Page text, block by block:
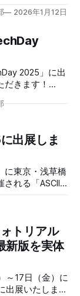
じめ、
ンソース合わ
ます。各プロ
。 6つの
問を複数の
ます。各モデル
定や精度が求
・4ホールで開
マにした総合
コンソーシア
社以上
イ（8日・9
り、XR・メタ
となりまし
入れて会場入
2026年1月12日
2025」に出
きます！
橋ヒューリッ
ープテック・
した展示交
しかも午後から
て朝の業務をこ
、あわてて現
に到着しまし
ね。 会場
出展しま
に東京・浅草橋
れる「ASCII
産業を創出す
プテック・ス
構築、そして成
越えて知を結
トリアル
版を実体
～17日（金）に
出展いたしま